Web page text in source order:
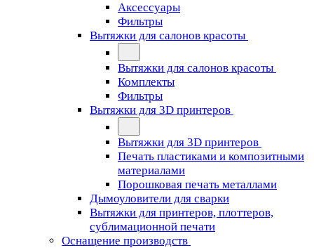
Аксессуары
Фильтры
Вытяжки для салонов красоты
Вытяжки для салонов красоты
Комплекты
Фильтры
Вытяжки для 3D принтеров
Вытяжки для 3D принтеров
Печать пластиками и композитными
материалами
Порошковая печать металлами
Дымоуловители для сварки
Вытяжки для принтеров, плоттеров,
сублимационной печати
Оснащение производств